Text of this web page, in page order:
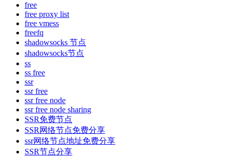
free
free proxy list
free vmess
freefq
shadowsocks 节点
shadowsocks节点
ss
ss free
ssr
ssr free
ssr free node
ssr free node sharing
SSR免费节点
SSR网络节点免费分享
ssr网络节点地址免费分享
SSR节点分享